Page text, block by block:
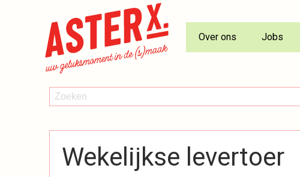
Over ons Jobs
ZOEKEN
Zoeken
Wekelijkse levertoer